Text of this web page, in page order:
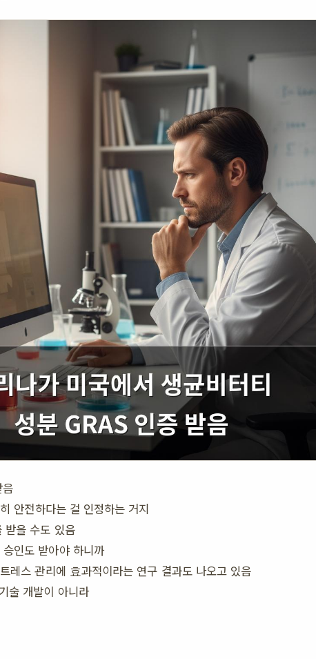
안전하다는 걸 인정하는 거지
받을 수도 있음
인도 받아야 하니까
스 관리에 효과적이라는 연구 결과도 나오고 있음
술 개발이 아니라